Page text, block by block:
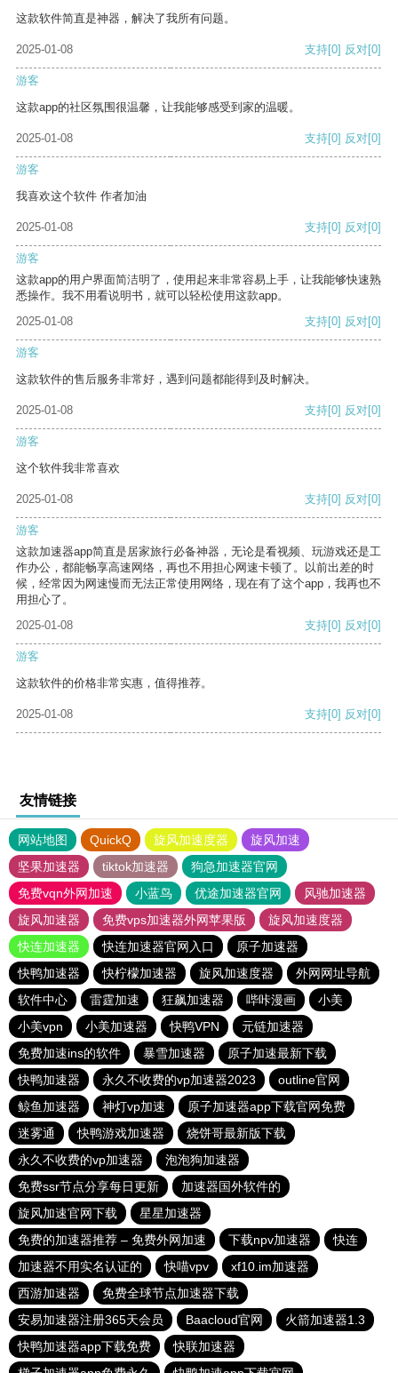
这款软件简直是神器，解决了我所有问题。
2025-01-08 支持[0] 反对[0]
游客
这款app的社区氛围很温馨，让我能够感受到家的温暖。
2025-01-08 支持[0] 反对[0]
游客
我喜欢这个软件 作者加油
2025-01-08 支持[0] 反对[0]
游客
这款app的用户界面简洁明了，使用起来非常容易上手，让我能够快速熟
悉操作。我不用看说明书，就可以轻松使用这款app。
2025-01-08
支持[0] 反对[0]
游客
这款软件的售后服务非常好，遇到问题都能得到及时解决。
2025-01-08 支持[0] 反对[0]
游客
这个软件我非常喜欢
2025-01-08 支持[0] 反对[0]
游客
这款加速器app简直是居家旅行必备神器，无论是看视频、玩游戏还是工
作办公，都能畅享高速网络，再也不用担心网速卡顿了。以前出差的时
候，经常因为网速慢而无法正常使用网络，现在有了这个app，我再也不
用担心了。
2025-01-08
支持[0] 反对[0]
游客
这款软件的价格非常实惠，值得推荐。
2025-01-08 支持[0] 反对[0]
友情链接
网站地图 QuickQ 旋风加速度器
旋风加速
坚果加速器
tiktok加速器
狗急加速器官网
免费vqn外网加速
小蓝鸟 优途加速器官网
风驰加速器
旋风加速器
免费vps加速器外网苹果版
旋风加速度器
快连加速器
快连加速器官网入口
原子加速器
快鸭加速器
快柠檬加速器 旋风加速度器
外网网址导航
软件中心
雷霆加速 狂飙加速器 哔咔漫画
小美
小美vpn
小美加速器 快鸭VPN
元链加速器
免费加速ins的软件
暴雪加速器
原子加速最新下载
快鸭加速器
永久不收费的vp加速器2023
outline官网
鲸鱼加速器
神灯vp加速
原子加速器app下载官网免费
迷雾通
快鸭游戏加速器
烧饼哥最新版下载
永久不收费的vp加速器
泡泡狗加速器
免费ssr节点分享每日更新
加速器国外软件的
旋风加速官网下载
星星加速器
免费的加速器推荐 – 免费外网加速
下载npv加速器
快连
加速器不用实名认证的
快喵vpv
xf10.im加速器
西游加速器
免费全球节点加速器下载
安易加速器注册365天会员
Baacloud官网
火箭加速器1.3
快鸭加速器app下载免费
快联加速器